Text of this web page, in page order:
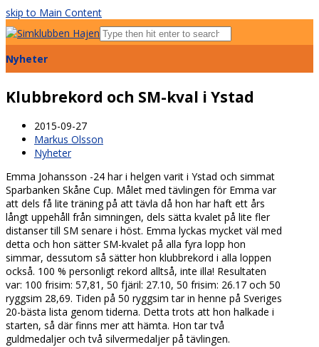
skip to Main Content
Open
Mobile
Nyheter
Klubbrekord och SM-kval i Ystad
2015-09-27
Markus Olsson
Nyheter
Emma Johansson -24 har i helgen varit i Ystad och simmat
Sparbanken Skåne Cup. Målet med tävlingen för Emma var
att dels få lite träning på att tävla då hon har haft ett års
långt uppehåll från simningen, dels sätta kvalet på lite fler
distanser till SM senare i höst. Emma lyckas mycket väl med
detta och hon sätter SM-kvalet på alla fyra lopp hon
simmar, dessutom så sätter hon klubbrekord i alla loppen
också. 100 % personligt rekord alltså, inte illa! Resultaten
var: 100 frisim: 57,81, 50 fjäril: 27.10, 50 frisim: 26.17 och 50
ryggsim 28,69. Tiden på 50 ryggsim tar in henne på Sveriges
20-bästa lista genom tiderna. Detta trots att hon halkade i
starten, så där finns mer att hämta. Hon tar två
guldmedaljer och två silvermedaljer på tävlingen.